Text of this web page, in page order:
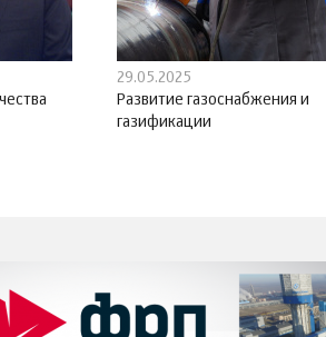
29.05.2025
Развитие газоснабжения и
газификации